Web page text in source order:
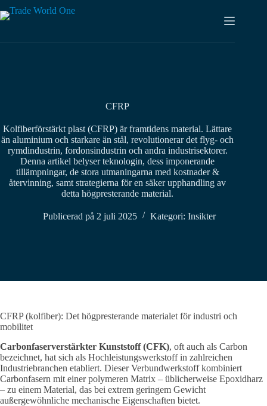
till
CFRP
Kolfiberförstärkt plast (CFRP) är framtidens material. Lättare
än aluminium och starkare än stål, revolutionerar det flyg- och
rymdindustrin, fordonsindustrin och andra industrisektorer.
Denna artikel belyser teknologin, dess imponerande
tillämpningar, de stora utmaningarna med kostnader &
återvinning, samt strategierna för en säker upphandling av
detta högpresterande material.
Publicerad på 2 juli 2025 Kategori: Insikter
CFRP (kolfiber): Det högpresterande materialet för industri och
mobilitet
Carbonfaserverstärkter Kunststoff (CFK), oft auch als Carbon
bezeichnet, hat sich als Hochleistungswerkstoff in zahlreichen
Industriebranchen etabliert. Dieser Verbundwerkstoff kombiniert
Carbonfasern mit einer polymeren Matrix – üblicherweise Epoxidharz
– zu einem Material, das bei extrem geringem Gewicht
außergewöhnliche mechanische Eigenschaften bietet.